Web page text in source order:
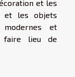
et les
et les objets
et
faire lieu de